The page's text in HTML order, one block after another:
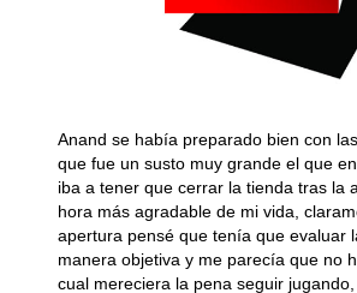
Anand se había preparado bien con
que fue un susto muy grande el que
iba a tener que cerrar la tienda tras la
hora más agradable de mi vida,
apertura pensé que tenía que evaluar
manera objetiva y me parecía que no
cual mereciera la pena seguir